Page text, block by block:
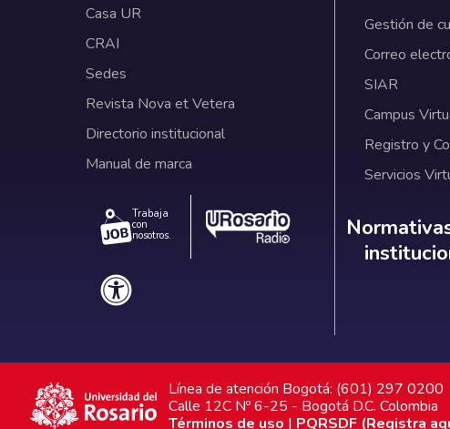
Casa UR
CRAI
Sedes
Revista Nova et Vetera
Directorio institucional
Manual de marca
Trabaja
con
nosotros.
Gestión de
Correo
SIAR
Campus
Registro y
Servicios
Línea de atención Bogotá: (601) 297 0200
Calle 12C Nº 6-25 - Bogotá D.C. Colombia
Términos de uso | PQRSDF (Registra